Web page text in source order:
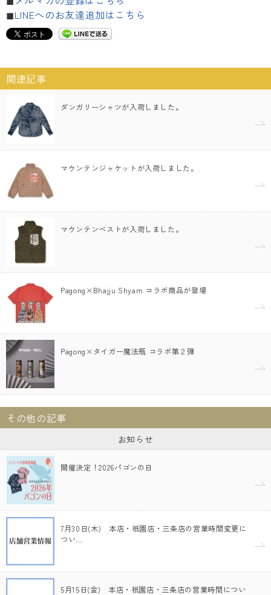
◼︎LINEへのお友達追加はこちら
関連記事
ダンガリーシャツが入荷しました。
マウンテンジャケットが入荷しました。
マウンテンベストが入荷しました。
Pagong×Bhajju Shyam コラボ商品が登場
Pagong×タイガー魔法瓶 コラボ第２弾
その他の記事
お知らせ
開催決定！2026パゴンの日
7月30日(木) 本店・祇園店・三条店の営業時間変更に
つい…
5月15日(金) 本店・祇園店・三条店の営業時間につい